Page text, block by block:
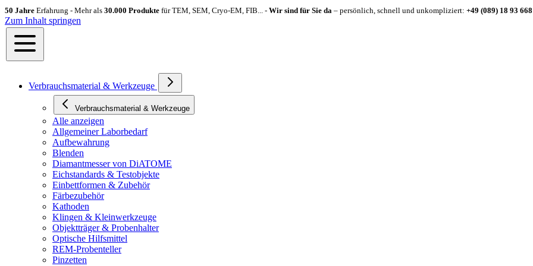
50 Jahre Erfahrung - Mehr als 30.000 Produkte für TEM, SEM, Cryo-EM, FIB... - Wir sind für Sie da – persönlich, schnell und unkompliziert: +49 (089) 18 93
Zum Inhalt springen
Verbrauchsmaterial & Werkzeuge
Verbrauchsmaterial & Werkzeuge
Alle anzeigen
Allgemeiner Laborbedarf
Aufbewahrung
Blenden
Diamantmesser von DiATOME
Eichstandards & Testobjekte
Einbettformen & Zubehör
Färbezubehör
Kathoden
Klingen & Kleinwerkzeuge
Objektträger & Probenhalter
Optische Hilfsmittel
REM-Probenteller
Pinzetten